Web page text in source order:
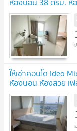
@ppagent UPDATE !
ให้เช่าคอนโด Ideo
ห้องนอน ห้องสวย เ
@ppagent UPDATE !